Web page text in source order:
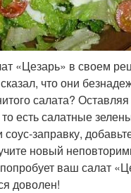
«Цезарь» в своем
что они
салата?
есть салатные
соус-заправку,
новый
ваш салат
доволен!